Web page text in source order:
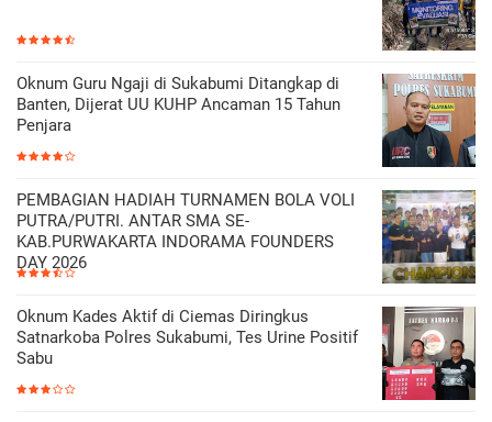
Oknum Guru Ngaji di Sukabumi Ditangkap di
Banten, Dijerat UU KUHP Ancaman 15 Tahun
Penjara
PEMBAGIAN HADIAH TURNAMEN BOLA VOLI
PUTRA/PUTRI. ANTAR SMA SE-
KAB.PURWAKARTA INDORAMA FOUNDERS
DAY 2026
Oknum Kades Aktif di Ciemas Diringkus
Satnarkoba Polres Sukabumi, Tes Urine Positif
Sabu